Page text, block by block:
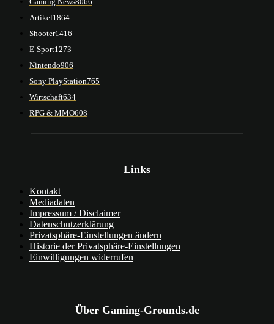
Artikel1864
Shooter1416
E-Sport1273
Nintendo906
Sony PlayStation765
Wirtschaft634
RPG & MMO608
Links
Kontakt
Mediadaten
Impressum / Disclaimer
Datenschutzerklärung
Privatsphäre-Einstellungen ändern
Historie der Privatsphäre-Einstellungen
Einwilligungen widerrufen
Über Gaming-Grounds.de